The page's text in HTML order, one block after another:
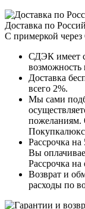
Доставка по
С примеркой
СДЭК имеет
возможность
Доставка
всего 2%.
Мы сами
пожеланиям.
Рассрочка
Вы
Рассрочка на
Возврат и
расходы по